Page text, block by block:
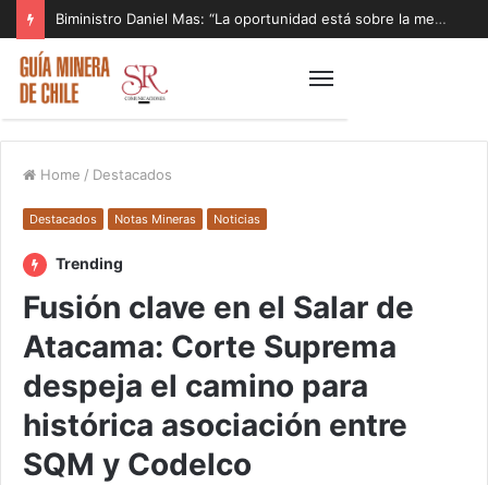
Biministro Daniel Mas: “La oportunidad está sobre la mesa y tenemos que aprovecharla”
Home / Destacados
Destacados Notas Mineras Noticias
Trending
Fusión clave en el Salar de
Atacama: Corte Suprema
despeja el camino para
histórica asociación entre
SQM y Codelco